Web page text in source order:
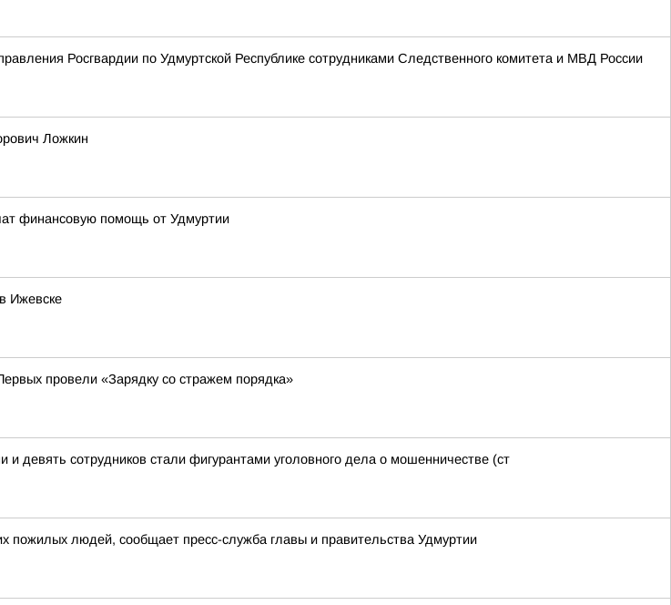
Росгвардии по Удмуртской Республике сотрудниками Следственного комитета и МВД России
Ложкин
финансовую помощь от Удмуртии
Ижевске
провели «Зарядку со стражем порядка»
девять сотрудников стали фигурантами уголовного дела о мошенничестве (ст
пожилых людей, сообщает пресс-служба главы и правительства Удмуртии